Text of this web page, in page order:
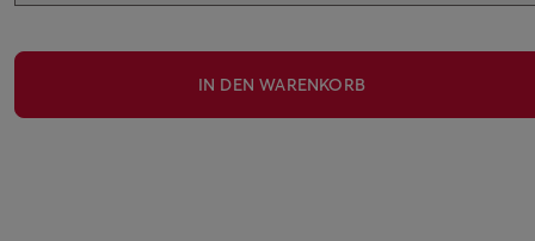
IN DEN WARENKORB